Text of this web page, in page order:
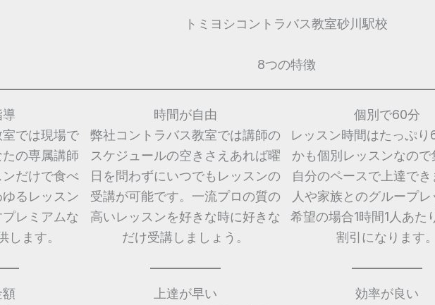
トミヨシコントラバス教室砂川駅校
8つの特徴
では現場で
の専属講師
だけで食べ
るレッスン
レミアムな
します。
時間が自由
弊社コントラバス教室では講師の
スケジュールの空きさえあれば曜
日を問わずにいつでもレッスンの
受講が可能です。一流プロの質の
高いレッスンを好きな時に好きな
だけ受講しましょう。
個別で60分
レッスン時間はたっぷり
かも個別レッスンなので
自分のペースで上達でき
人や家族とのグループレ
希望の場合1時間1人あた
割引になります。
上達が早い
効率が良い